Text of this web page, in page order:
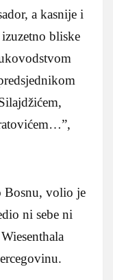
a kasnije i
bliske
Bosnu, volio je
ni sebe ni